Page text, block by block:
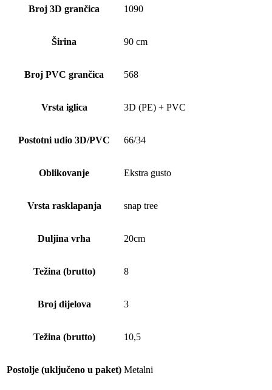
Broj 3D grančica 1090
Širina 90 cm
Broj PVC grančica 568
Vrsta iglica 3D (PE) + PVC
Postotni udio 3D/PVC 66/34
Oblikovanje Ekstra gusto
Vrsta rasklapanja snap tree
Duljina vrha 20cm
Težina (brutto) 8
Broj dijelova 3
Težina (brutto) 10,5
Postolje (uključeno u paket) Metalni